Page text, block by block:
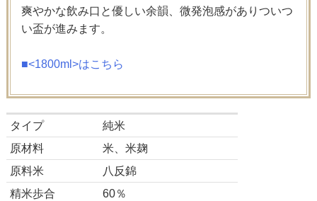
爽やかな飲み口と優しい余韻、微発泡感がありついつ
い盃が進みます。
■<1800ml>はこちら
タイプ
純米
原材料
米、米麹
原料米
八反錦
精米歩合
60％